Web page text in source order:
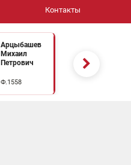
Контакты
Арцыбашев
Михаил
Петрович
Ф.1558